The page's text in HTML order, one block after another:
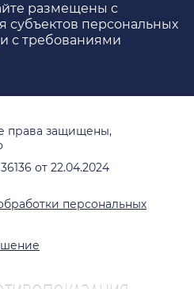
размещены с
субъектов персональных
с требованиями
права защищены,
от 22.04.2024
персональных